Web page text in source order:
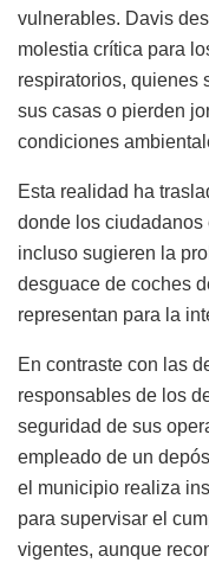
vulnerables. Davis
molestia crítica para
respiratorios, quienes
sus casas o pierden
condiciones
Esta realidad ha
donde los
incluso sugieren la
desguace de coches
representan para la
En contraste con las
responsables de los
seguridad de sus
empleado de un
el municipio realiza
para supervisar el
vigentes, aunque